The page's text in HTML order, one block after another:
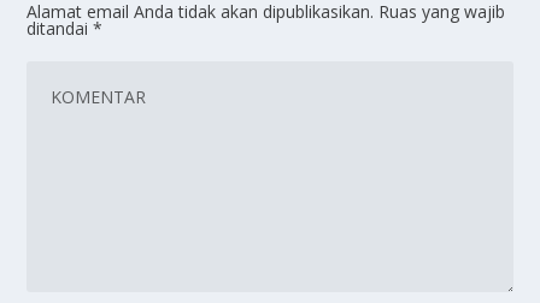
Alamat email Anda tidak akan dipublikasikan. Ruas yang wajib
ditandai*